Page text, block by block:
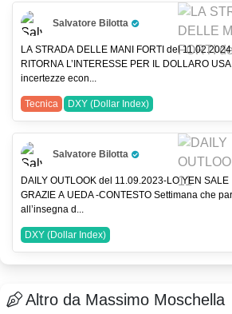
BTC (BITCOIN)
DXY (Dollar Index)
GOLD (GOLD)
Salvatore Bilotta
Pro Trader
LA STRADA DELLE MANI FORTI del 11.02.2024
RITORNA L’INTERESSE PER IL DOLLARO USA Le
incertezze econ...
Tecnica DXY (Dollar Index)
Salvatore Bilotta
Pro Trader
DAILY OUTLOOK del 11.09.2023-LO YEN SALE
GRAZIE A UEDA -CONTESTO Settimana che parte
all’insegna d...
DXY (Dollar Index)
Altro da Massimo Moschella